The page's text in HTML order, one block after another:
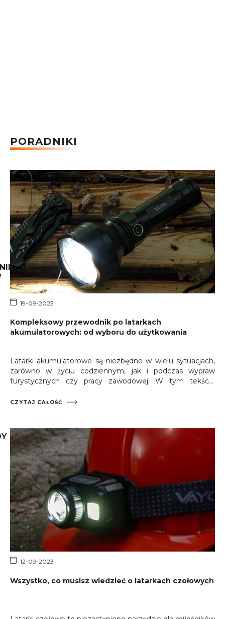
PORADNIKI
19-09-2023
Kompleksowy przewodnik po latarkach
akumulatorowych: od wyboru do użytkowania
Latarki akumulatorowe są niezbędne w wielu sytuacjach,
zarówno w życiu codziennym, jak i podczas wypraw
turystycznych czy pracy zawodowej. W tym tekście
korzystania z latarki akumulatorowej.
CZYTAJ CAŁOŚĆ
12-09-2023
Wszystko, co musisz wiedzieć o latarkach czołowych